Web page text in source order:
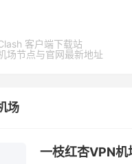
客户端下载站
场节点与官网最新地址
场
一枝红杏VPN机